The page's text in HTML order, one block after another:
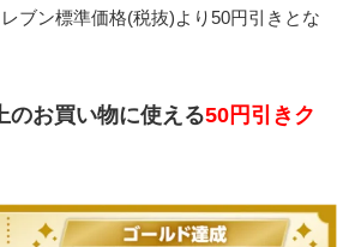
ブン標準価格(税抜)より50円引きとな
お買い物に使える50円引きク